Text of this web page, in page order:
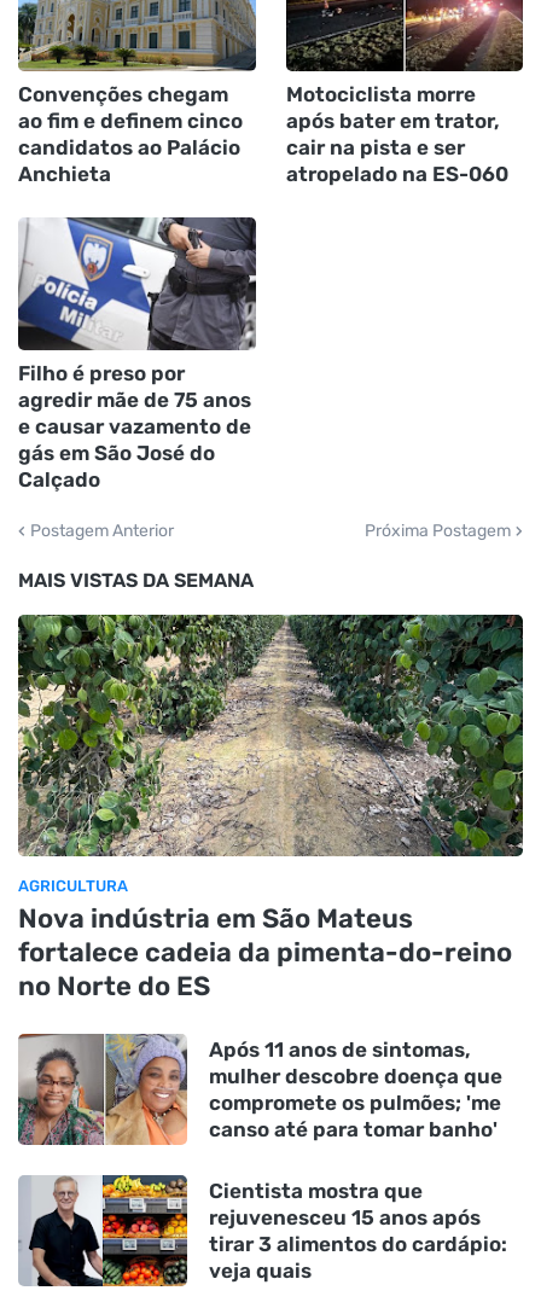
Convenções chegam
ao fim e definem cinco
candidatos ao Palácio
Anchieta
Motociclista morre
após bater em trator,
cair na pista e ser
atropelado na ES-060
Filho é preso por
agredir mãe de 75 anos
e causar vazamento de
gás em São José do
Calçado
Postagem Anterior Próxima Postagem
MAIS VISTAS DA SEMANA
AGRICULTURA
Nova indústria em São Mateus
fortalece cadeia da pimenta-do-reino
no Norte do ES
Após 11 anos de sintomas,
mulher descobre doença que
compromete os pulmões; 'me
canso até para tomar banho'
Cientista mostra que
rejuvenesceu 15 anos após
tirar 3 alimentos do cardápio:
veja quais